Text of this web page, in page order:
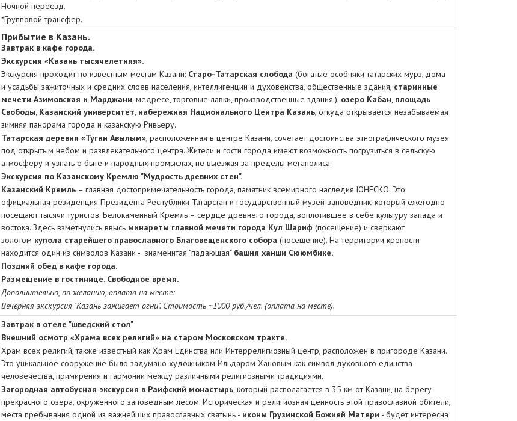
Ночной переезд.
*Групповой трансфер.
Прибытие в Казань.
Завтрак в кафе города.
Экскурсия «Казань тысячелетняя».
Экскурсия проходит по известным местам Казани: Старо-Татарская слобода (богатые особняки татарских мурз, дома
и усадьбы зажиточных и средних слоёв населения, интеллигенции и духовенства, общественные здания, старинные
мечети Азимовская и Марджани, медресе, торговые лавки, производственные здания.), озеро Кабан, площадь
Свободы, Казанский университет, набережная Национального Центра Казань, откуда открывается незабываемая
зимняя панорама города и казанскую Ривьеру.
Татарская деревня «Туган Авылым», расположенная в центре Казани, сочетает достоинства этнографического музея
под открытым небом и развлекательного центра. Жители и гости города имеют возможность погрузиться в сельскую
атмосферу и узнать о быте и народных промыслах, не выезжая за пределы мегаполиса.
Экскурсия по Казанскому Кремлю "Мудрость древних стен".
Казанский Кремль– главная достопримечательность города, памятник всемирного наследия ЮНЕСКО. Это
официальная резиденция Президента Республики Татарстан и государственный музей-заповедник, который ежегодно
посещают тысячи туристов. Белокаменный Кремль – сердце древнего города, воплотившее в себе культуру запада и
востока. Здесь взметнулись ввысь минареты главной мечети города Кул Шариф (посещение) и сверкают
золотом купола старейшего православного Благовещенского собора (посещение). На территории крепости
находится один из символов Казани - знаменитая "падающая" башня ханши Сююмбике.
Поздний обед в кафе города.
Размещение в гостинице. Свободное время.
Дополнительно, по желанию, оплата на месте:
Вечерняя экскурсия "Казань зажигает огни". Стоимость ~1000 руб./чел. (оплата на месте).
Завтрак в отеле "шведский стол"
Внешний осмотр «Храма всех религий» на старом Московском тракте.
Храм всех религий, также известный как Храм Единства или Интеррелигиозный центр, расположен в пригороде Казани.
Это уникальное сооружение было задумано художником Ильдаром Хановым как символ духовного единства
человечества, примирения и гармонии между различными религиозными традициями.
Загородная автобусная экскурсия в Раифский монастырь, который располагается в 35 км от Казани, на берегу
прекрасного озера, окружённого заповедным лесом. Историческая и религиозная ценность этой православной обители,
места пребывания одной из важнейших православных святынь - иконы Грузинской Божией Матери - будет интересна